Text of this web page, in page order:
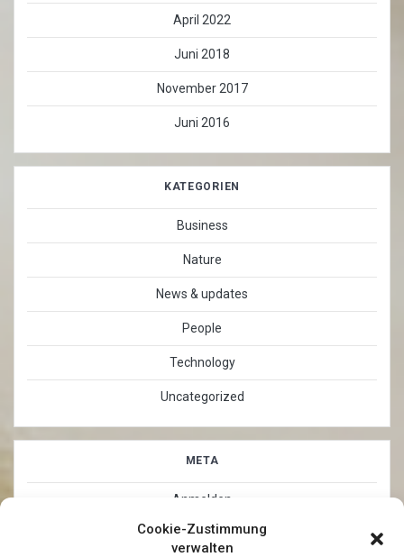
Cookie-Zustimmung
verwalten
April 2022
Juni 2018
November 2017
Juni 2016
KATEGORIEN
Business
Nature
News & updates
People
Technology
Uncategorized
META
Anmelden
Eintrags-Feed